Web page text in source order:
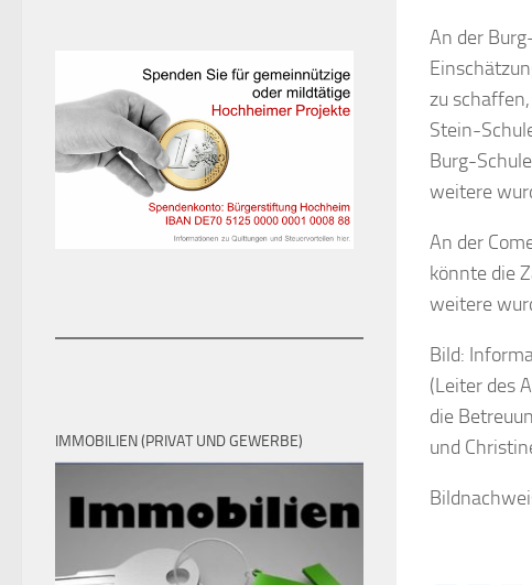
An der
zu
Stein-
Burg-
weitere
An der
könnte die
weitere
Bild:
(Leiter des
die
und
IMMOBILIEN (PRIVAT UND GEWERBE)